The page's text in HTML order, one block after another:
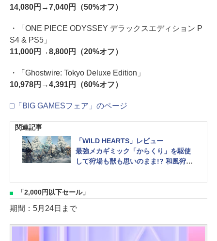
14,080円→7,040円（50%オフ）
・「ONE PIECE ODYSSEY デラックスエディション P
S4 & PS5」
11,000円→8,800円（20%オフ）
・「Ghostwire: Tokyo Deluxe Edition」
10,978円→4,391円（60%オフ）
□「BIG GAMESフェア」のページ
関連記事
「WILD HEARTS」レビュー
最強メカギミック「からくり」を駆使
して狩場も獣も思いのまま!? 和風狩り
「2,000円以下セール」
期間：5月24日まで